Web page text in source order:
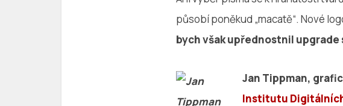
působí poněkud „macatě“. Nové
bych však upřednostnil upgrade
Jan Tippman,
Institutu